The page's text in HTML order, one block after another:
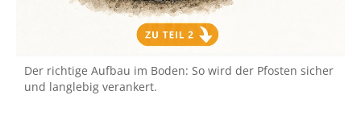
Der richtige Aufbau im Boden: So wird der Pfosten sicher
und langlebig verankert.